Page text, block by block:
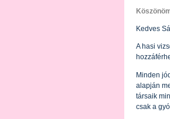
Kedves
A hasi
Minden
alapján
társaik
csak a